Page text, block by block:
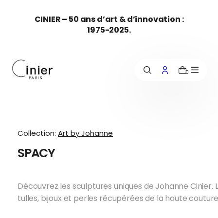
CINIER – 50 ans d’art & d’innovation :
1975-2025.
0
Collection: Art by Johanne
SPACY
Découvrez les sculptures uniques de Johanne
tulles, bijoux et perles récupérées de la haute